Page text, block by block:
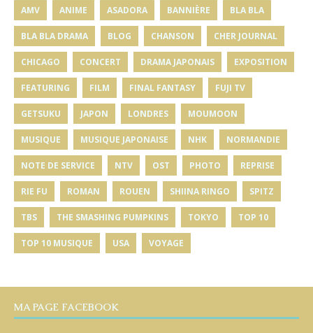
AMV ANIME ASADORA BANNIÈRE BLA BLA
BLA BLA DRAMA BLOG CHANSON CHER JOURNAL
CHICAGO CONCERT DRAMA JAPONAIS EXPOSITION
FEATURING FILM FINAL FANTASY FUJI TV
GETSUKU JAPON LONDRES MOUMOON
MUSIQUE MUSIQUE JAPONAISE NHK NORMANDIE
NOTE DE SERVICE NTV OST PHOTO REPRISE
RIE FU ROMAN ROUEN SHIINA RINGO SPITZ
TBS THE SMASHING PUMPKINS TOKYO TOP 10
TOP 10 MUSIQUE USA VOYAGE
MA PAGE FACEBOOK